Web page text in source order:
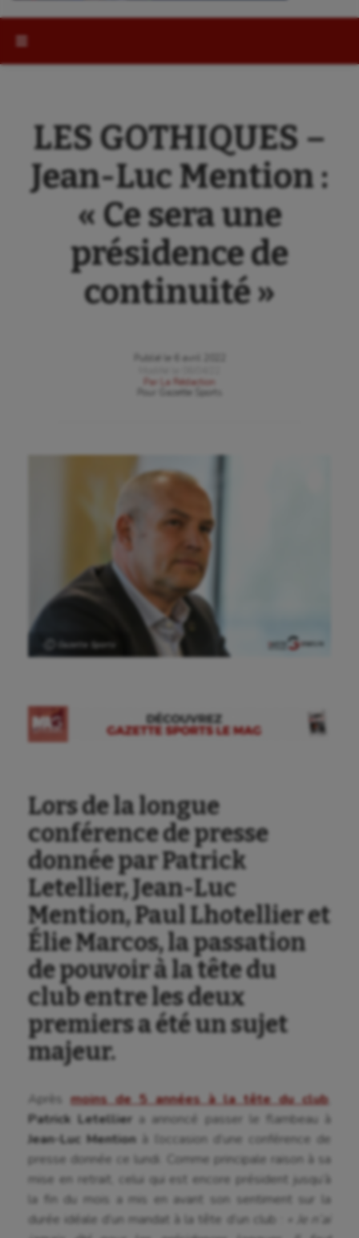
LES GOTHIQUES –
Jean-Luc Mention :
« Ce sera une
présidence de
continuité »
Publié le
6 avril 2022
Par
La Rédaction
Gazette Sports
Ⓒ Gazette Sports
Lors de la longue
conférence de presse
donnée par Patrick
Letellier, Jean-Luc
Mention, Paul Lhotellier et
Élie Marcos, la passation
de pouvoir à la tête du
club entre les deux
premiers a été un sujet
majeur.
Aprèsmoins de 5 années à la tête du club
Patrick Letellier a annoncé passer le flambeau à
Jean-Luc Mention à l’occasion d’une conférence de
presse donnée ce lundi. Comme principale raison à sa
mise en retrait, celui qui est encore président jusqu’à
la fin du mois a mis en avant son sentiment sur la
durée idéale d’un mandat à la tête d’un club :
« Je n’ai